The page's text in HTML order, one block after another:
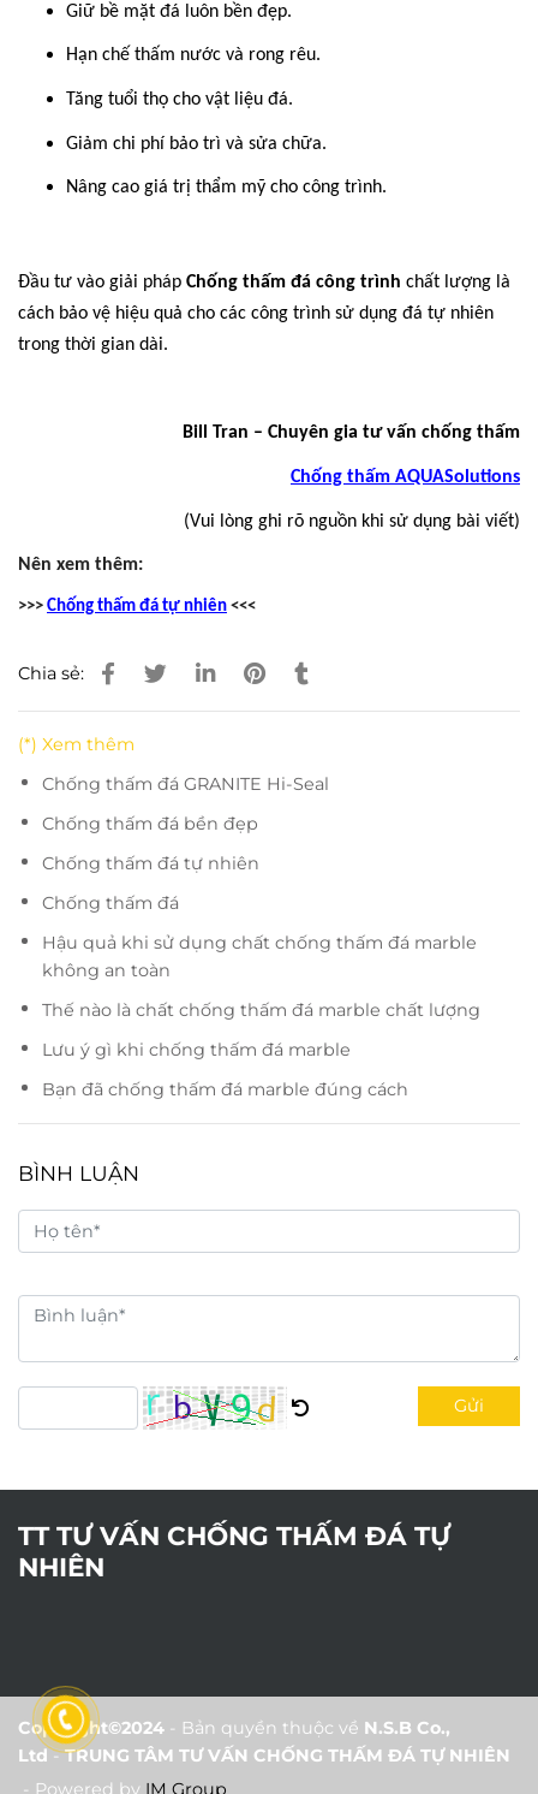
Giữ bề mặt đá luôn bền đẹp.
Hạn chế thấm nước và rong rêu.
Tăng tuổi thọ cho vật liệu đá.
Giảm chi phí bảo trì và sửa chữa.
Nâng cao giá trị thẩm mỹ cho công trình.
Đầu tư vào giải pháp Chống thấm đá công trình chất lượng là
cách bảo vệ hiệu quả cho các công trình sử dụng đá tự nhiên
trong thời gian dài.
Bill Tran – Chuyên gia tư vấn chống thấm
Chống thấm AQUASolutions
(Vui lòng ghi rõ nguồn khi sử dụng bài viết)
Nên xem thêm:
>>> Chống thấm đá tự nhiên <<<
Chia sẻ:
(*) Xem thêm
Chống thấm đá GRANITE Hi-Seal
Chống thấm đá bền đẹp
Chống thấm đá tự nhiên
Chống thấm đá
Hậu quả khi sử dụng chất chống thấm đá marble
không an toàn
Thế nào là chất chống thấm đá marble chất lượng
Lưu ý gì khi chống thấm đá marble
Bạn đã chống thấm đá marble đúng cách
BÌNH LUẬN
Gửi
TT TƯ VẤN CHỐNG THẤM ĐÁ TỰ
NHIÊN
Copyright©2024 - Bản quyền thuộc về N.S.B Co.,
Ltd-TRUNG TÂM TƯ VẤN CHỐNG THẤM ĐÁ TỰ NHIÊN
- Powered by IM Group